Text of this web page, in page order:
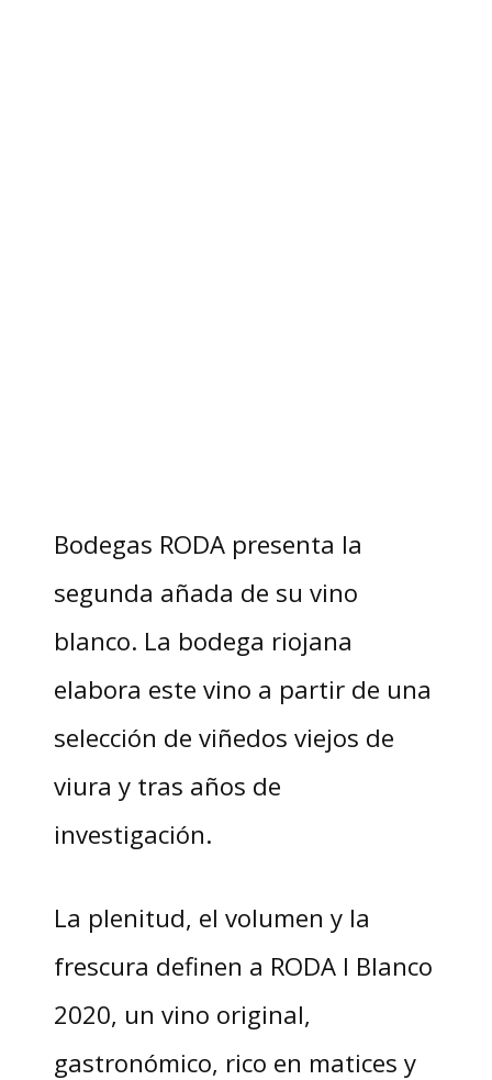
Bodegas RODA presenta la
segunda añada de su vino
blanco. La bodega riojana
elabora este vino a partir de una
selección de viñedos viejos de
viura y tras años de
investigación.
La plenitud, el volumen y la
frescura definen a RODA I Blanco
2020, un vino original,
gastronómico, rico en matices y